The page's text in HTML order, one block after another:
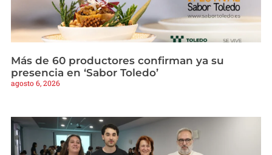
Más de 60 productores confirman ya su
presencia en ‘Sabor Toledo’
agosto 6, 2026